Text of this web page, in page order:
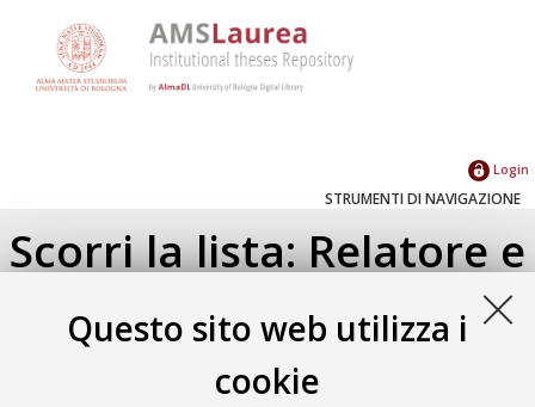
Questo sito web utilizza i
cookie
Login
STRUMENTI DI NAVIGAZIONE
Scorri la lista: Relatore e
Correlatore
Seleziona un valore dall'elenco sottostante.